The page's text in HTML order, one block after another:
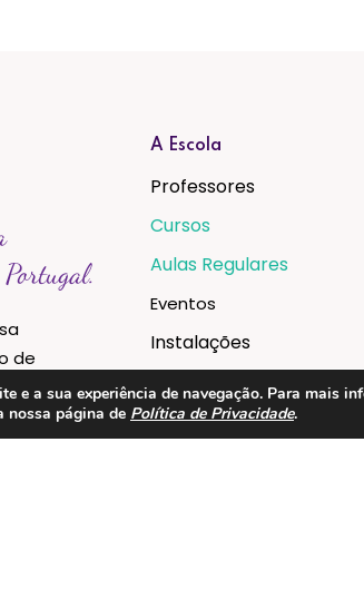
de
A Escola
Professores
Cursos
Aulas Regulares
Eventos
Instalações
e a sua experiência de navegação. Para mais
nossa página de Política de Privacidade.